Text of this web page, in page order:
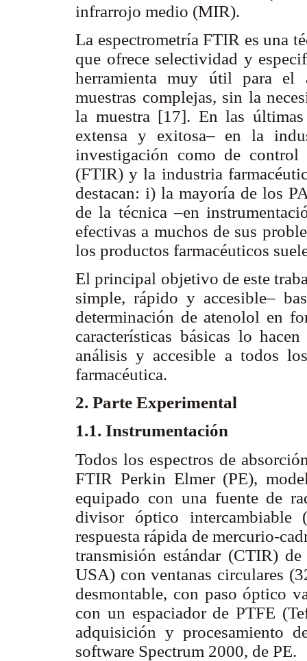
infrarrojo medio (MIR).
La espectrometría FTIR es una
que ofrece selectividad y
herramienta muy útil para el
muestras complejas, sin la
la muestra [17]. En las
extensa y exitosa– en la
investigación como de
(FTIR) y la industria
destacan: i) la mayoría de los
de la técnica –en
efectivas a muchos de sus
los productos farmacéuticos
El principal objetivo de este
simple, rápido y accesible–
determinación de atenolol en
características básicas lo
análisis y accesible a todos
farmacéutica.
2. Parte Experimental
1.1. Instrumentación
Todos los espectros de
FTIR Perkin Elmer (PE),
equipado con una fuente de
divisor óptico intercambiable
respuesta rápida de mercurio-
transmisión estándar (CTIR)
USA) con ventanas circulares
desmontable, con paso óptico
con un espaciador de PTFE
adquisición y procesamiento
software Spectrum 2000, de PE.